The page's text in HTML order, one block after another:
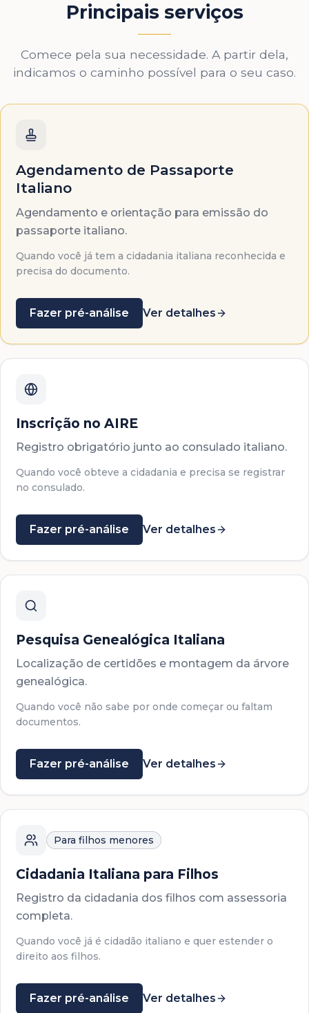
Principais serviços
Comece pela sua necessidade. A partir dela,
indicamos o caminho possível para o seu caso.
Agendamento de Passaporte
Italiano
Agendamento e orientação para emissão do
passaporte italiano.
Quando você já tem a cidadania italiana reconhecida e
precisa do documento.
Fazer pré-análise Ver detalhes
Inscrição no AIRE
Registro obrigatório junto ao consulado italiano.
Quando você obteve a cidadania e precisa se registrar
no consulado.
Fazer pré-análise Ver detalhes
Pesquisa Genealógica Italiana
Localização de certidões e montagem da árvore
genealógica.
Quando você não sabe por onde começar ou faltam
documentos.
Fazer pré-análise Ver detalhes
Para filhos menores
Cidadania Italiana para Filhos
Registro da cidadania dos filhos com assessoria
completa.
Quando você já é cidadão italiano e quer estender o
direito aos filhos.
Fazer pré-análise Ver detalhes